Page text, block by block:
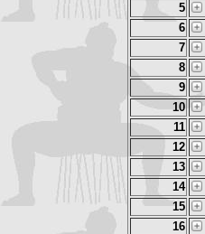
5
6
7
8
9
10
11
12
13
14
15
16